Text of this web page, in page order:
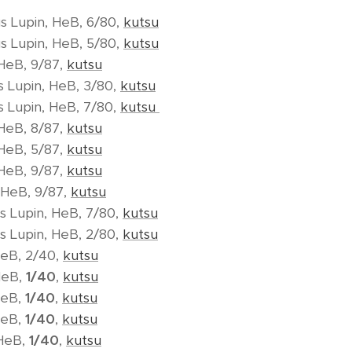
Lupin, HeB, 6/80, kutsu
Lupin, HeB, 5/80, kutsu
9/87, kutsu
Lupin, HeB, 3/80, kutsu
Lupin, HeB, 7/80, kutsu
8/87, kutsu
5/87, kutsu
9/87, kutsu
9/87, kutsu
Lupin, HeB, 7/80, kutsu
Lupin, HeB, 2/80, kutsu
2/40, kutsu
1/40, kutsu
1/40, kutsu
1/40, kutsu
1/40, kutsu